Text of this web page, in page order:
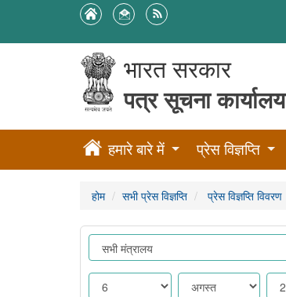
भारत सरकार
पत्र सूचना कार्यालय
हमारे बारे में प्रेस विज्ञप्ति
होम सभी प्रेस विज्ञप्ति प्रेस विज्ञप्ति विवरण